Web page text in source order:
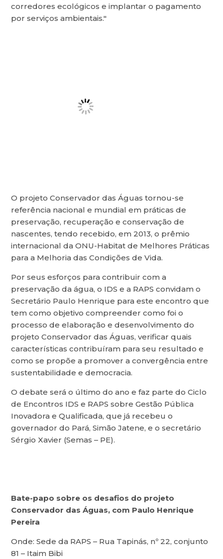
corredores ecológicos e implantar o pagamento
por serviços ambientais."
O projeto Conservador das Águas tornou-se
referência nacional e mundial em práticas de
preservação, recuperação e conservação de
nascentes, tendo recebido, em 2013, o prêmio
internacional da ONU-Habitat de Melhores Práticas
para a Melhoria das Condições de Vida.
Por seus esforços para contribuir com a
preservação da água, o IDS e a RAPS convidam o
Secretário Paulo Henrique para este encontro que
tem como objetivo compreender como foi o
processo de elaboração e desenvolvimento do
projeto Conservador das Águas, verificar quais
características contribuíram para seu resultado e
como se propõe a promover a convergência entre
sustentabilidade e democracia.
O debate será o último do ano e faz parte do Ciclo
de Encontros IDS e RAPS sobre Gestão Pública
Inovadora e Qualificada, que já recebeu o
governador do Pará, Simão Jatene, e o secretário
Sérgio Xavier (Semas – PE).
Bate-papo sobre os desafios do projeto
Conservador das Águas, com Paulo Henrique
Pereira
Onde: Sede da RAPS – Rua Tapinás, nº 22, conjunto
81 – Itaim Bibi